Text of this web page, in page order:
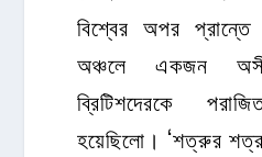
বিশ্বের অপর
অঞ্চলে একজন
ব্রিটিশদেরকে
হয়েছিলো। ‘শত্রুর